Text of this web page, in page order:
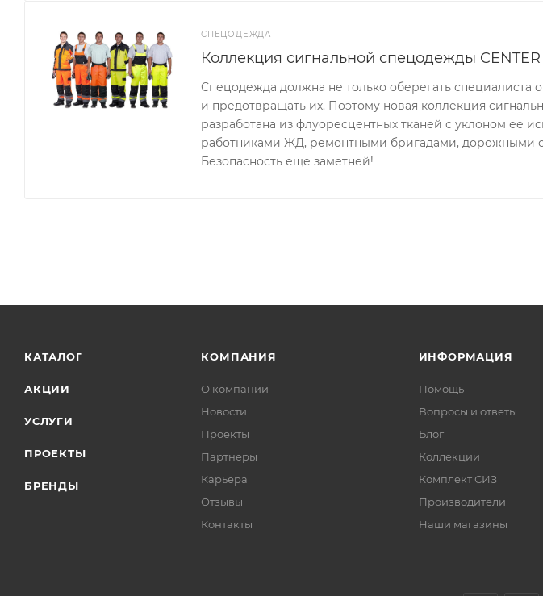
СПЕЦОДЕЖДА
Коллекция сигнальной спецодежды
Спецодежда должна не только оберегать специалиста
и предотвращать их. Поэтому новая коллекция
разработана из флуоресцентных тканей с уклоном ее
работниками ЖД, ремонтными бригадами, дорожными
Безопасность еще заметней!
КАТАЛОГ
АКЦИИ
УСЛУГИ
ПРОЕКТЫ
БРЕНДЫ
КОМПАНИЯ
О компании
Новости
Проекты
Партнеры
Карьера
Отзывы
Контакты
ИНФОРМАЦИЯ
Помощь
Вопросы и ответы
Блог
Коллекции
Комплект СИЗ
Производители
Наши магазины